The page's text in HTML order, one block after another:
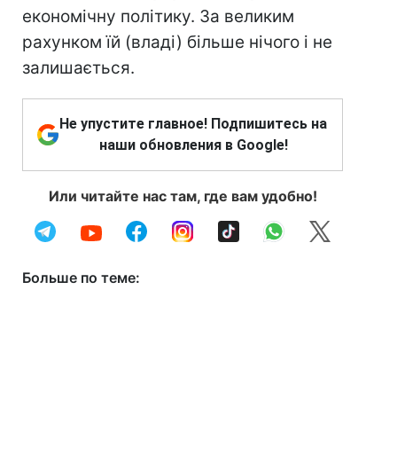
Не упустите главное! Подпишитесь на
наши обновления в Google!
Или читайте нас там, где вам удобно!
Больше по теме: